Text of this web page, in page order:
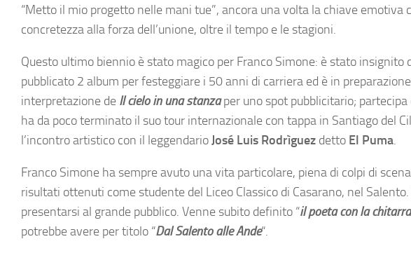
“Metto il mio progetto nelle mani tue”, ancora una volta la chiave emotiva
concretezza alla forza dell’unione, oltre il tempo e le stagioni.
Questo ultimo biennio è stato magico per Franco Simone: è stato insignito
pubblicato 2 album per festeggiare i 50 anni di carriera ed è in
interpretazione de Il cielo in una stanzaper uno spot pubblicitario; partecipa
ha da poco terminato il suo tour internazionale con tappa in Santiago del
l’incontro artistico con il leggendarioJosé Luis Rodrìguez detto El Puma.
Franco Simone ha sempre avuto una vita particolare, piena di colpi di
risultati ottenuti come studente del Liceo Classico di Casarano, nel
presentarsi al grande pubblico. Venne subito definito “il poeta con la chitarra
potrebbe avere per titolo “Dal Salento alle Ande“.